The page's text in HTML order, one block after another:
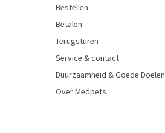
Bestellen
Betalen
Terugsturen
Service & contact
Duurzaamheid & Goede Doelen
Over Medpets